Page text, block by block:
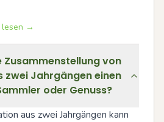
lesen →
Zusammenstellung von
zwei Jahrgängen einen
oder Genuss?
aus zwei Jahrgängen kann